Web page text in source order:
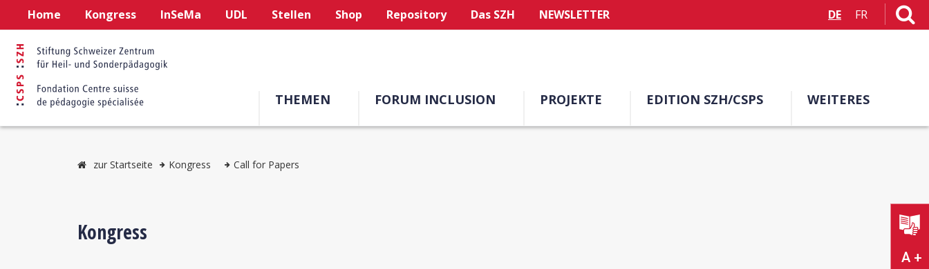
Home Kongress InSeMa UDL Stellen Shop Repository Das SZH NEWSLETTER DE FR
THEMEN FORUM INCLUSION PROJEKTE EDITION SZH/CSPS WEITERES
A +
zur Startseite Kongress Call for Papers
Kongress